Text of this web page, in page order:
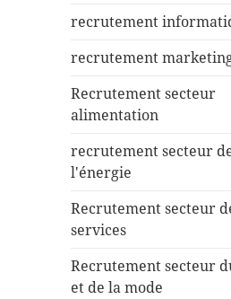
recrutement
recrutement
Recrutement secteur
alimentation
recrutement secteur
l'énergie
Recrutement secteur
services
Recrutement secteur
et de la mode